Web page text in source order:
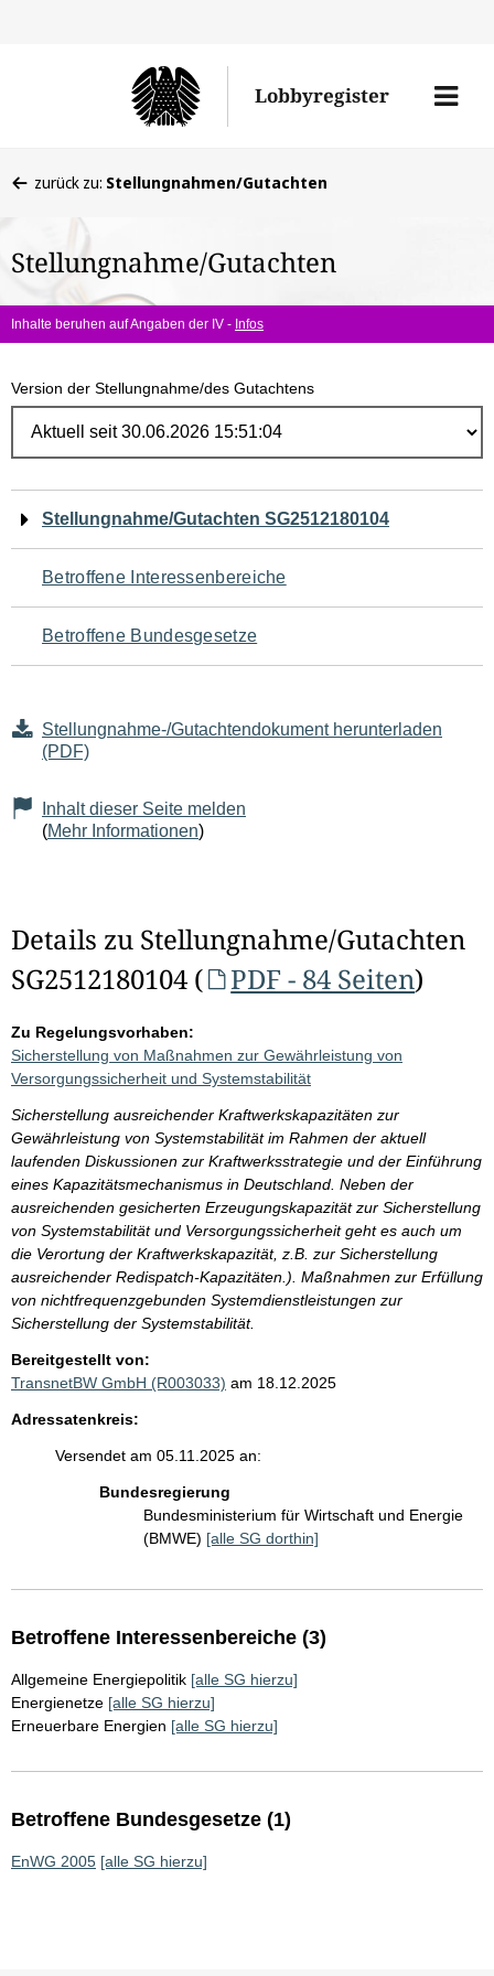
Lobbyregister
Menü
befinden
hier:
zurück zu: Stellungnahmen/Gutachten
Stellungnahme/Gutachten
Inhalte beruhen auf Angaben der IV - Infos
Version der Stellungnahme/des Gutachtens
Navigation
für
den
Seiteninhalt
Stellungnahme/Gutachten SG2512180104
Betroffene Interessenbereiche
Betroffene Bundesgesetze
Stellungnahme-/Gutachtendokument herunterladen
(PDF)
Inhalt dieser Seite melden
(Mehr Informationen)
Details zu Stellungnahme/Gutachten
SG2512180104 (
PDF - 84 Seiten)
Zu Regelungsvorhaben:
Sicherstellung von Maßnahmen zur Gewährleistung von
Versorgungssicherheit und Systemstabilität
Sicherstellung ausreichender Kraftwerkskapazitäten zur
Gewährleistung von Systemstabilität im Rahmen der aktuell
laufenden Diskussionen zur Kraftwerksstrategie und der Einführung
eines Kapazitätsmechanismus in Deutschland. Neben der
ausreichenden gesicherten Erzeugungskapazität zur Sicherstellung
von Systemstabilität und Versorgungssicherheit geht es auch um
die Verortung der Kraftwerkskapazität, z.B. zur Sicherstellung
ausreichender Redispatch-Kapazitäten.). Maßnahmen zur Erfüllung
von nichtfrequenzgebunden Systemdienstleistungen zur
Sicherstellung der Systemstabilität.
Bereitgestellt von:
TransnetBW GmbH (R003033) am 18.12.2025
Adressatenkreis:
Versendet am 05.11.2025 an:
Bundesregierung
Bundesministerium für Wirtschaft und Energie
(BMWE) [alle SG dorthin]
Betroffene Interessenbereiche (3)
Allgemeine Energiepolitik [alle SG hierzu]
Energienetze [alle SG hierzu]
Erneuerbare Energien [alle SG hierzu]
Betroffene Bundesgesetze (1)
EnWG 2005 [alle SG hierzu]